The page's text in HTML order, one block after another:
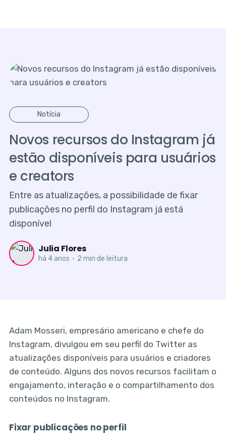
Notícia
Novos recursos do Instagram já
estão disponíveis para usuários
e creators
Entre as atualizações, a possibilidade de fixar
publicações no perfil do Instagram já está
disponível
Julia Flores
há 4 anos • 2 min de leitura
Adam Mosseri, empresário americano e chefe do
Instagram, divulgou em seu perfil do Twitter as
atualizações disponíveis para usuários e criadores
de conteúdo. Alguns dos novos recursos facilitam o
engajamento, interação e o compartilhamento dos
conteúdos no Instagram.
Fixar publicações no perfil